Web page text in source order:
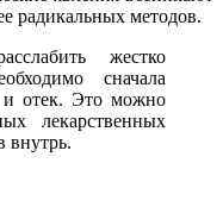
радикальных методов.
жестко
сначала
и отек. Это можно
лекарственных
внутрь.